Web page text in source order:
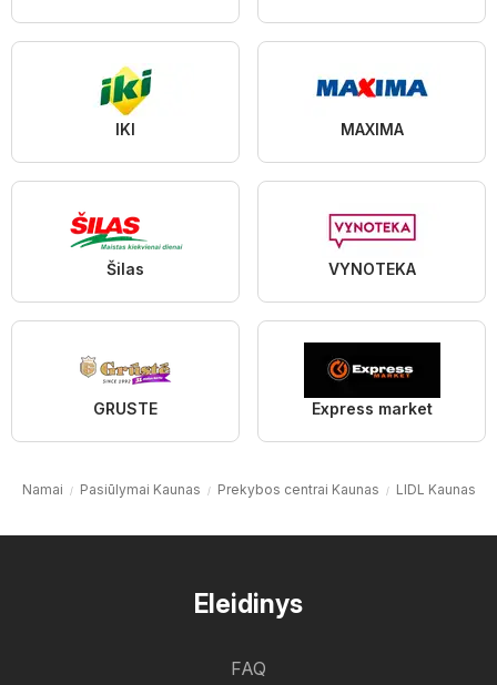
IKI MAXIMA
Šilas VYNOTEKA
GRUSTE Express market
Namai Pasiūlymai Kaunas Prekybos centrai Kaunas LIDL Kaunas
Eleidinys
FAQ